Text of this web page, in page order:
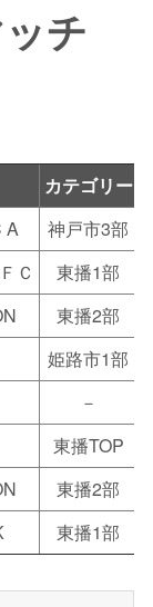
チ
カテゴリー
A 神戸市3部
Ｃ
東播1部
東播2部
姫路市1部
－
東播TOP
東播2部
東播1部